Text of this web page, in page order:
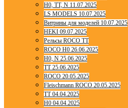
H0, TT, N 11.07.2025
LS MODELS 10.07.2025
Витрины для моделей 10.07.2025
HEKI 09.07.2025
Рельсы ROCO TT
ROCO H0 26.06.2025
H0, N 25.06.2025
TT 25.06.2025
ROCO 20.05.2025
Fleischmann ROCO 20.05.2025
TT 04.04.2025
H0 04.04.2025